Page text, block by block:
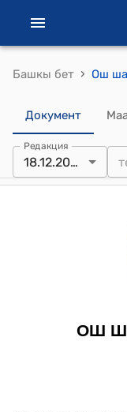
Башкы бет ›
Документ
Редакция
18.12.2012